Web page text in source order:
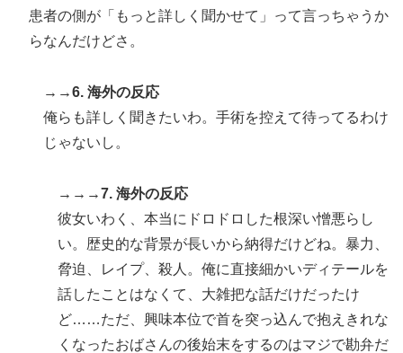
患者の側が「もっと詳しく聞かせて」って言っちゃうか
らなんだけどさ。
→→6. 海外の反応
俺らも詳しく聞きたいわ。手術を控えて待ってるわけ
じゃないし。
→→→7. 海外の反応
彼女いわく、本当にドロドロした根深い憎悪らし
い。歴史的な背景が長いから納得だけどね。暴力、
脅迫、レイプ、殺人。俺に直接細かいディテールを
話したことはなくて、大雑把な話だけだったけ
ど……ただ、興味本位で首を突っ込んで抱えきれな
くなったおばさんの後始末をするのはマジで勘弁だ